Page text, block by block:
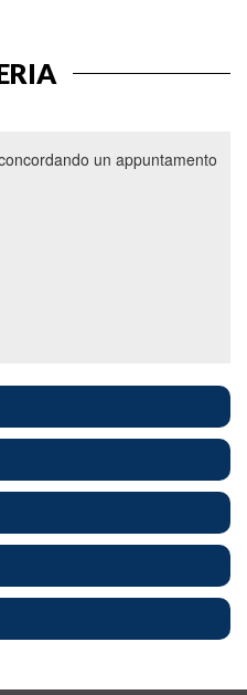
un appuntamento